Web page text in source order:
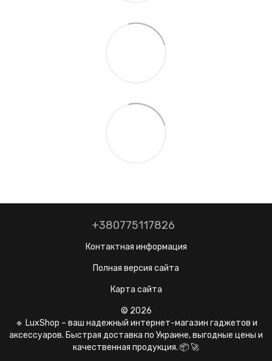
+380775117826
Контактная информация
Полная версия сайта
Карта сайта
© 2026
🔹 LuxShop – ваш надежный интернет-магазин гаджетов и
аксессуаров. Быстрая доставка по Украине, выгодные цены и
качественная продукция. 📦 🚀